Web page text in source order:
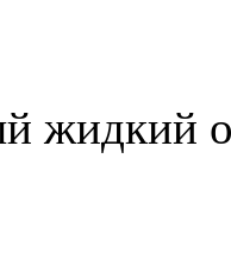
жидкий